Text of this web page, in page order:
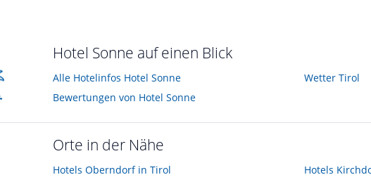
Hotel Sonne auf einen Blick
Alle Hotelinfos Hotel Sonne
Bewertungen von Hotel Sonne
Wetter Tirol
Orte in der Nähe
Hotels Oberndorf in Tirol
Hotels